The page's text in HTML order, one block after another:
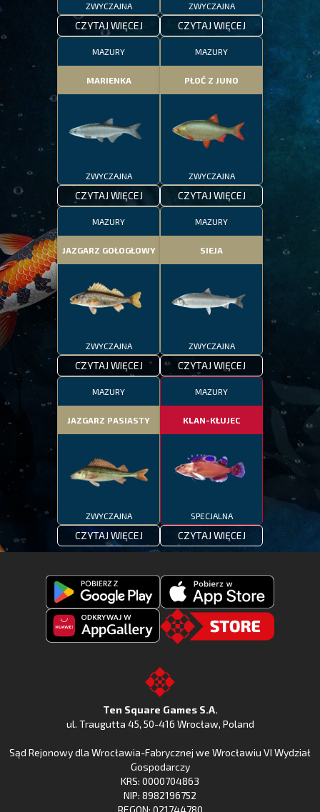
ZWYCZAJNA
CZYTAJ WIĘCEJ
ZWYCZAJNA
CZYTAJ WIĘCEJ
MAZURY
MARIENKA
ZWYCZAJNA
CZYTAJ WIĘCEJ
MAZURY
PŁOĆ Z JUNO
ZWYCZAJNA
CZYTAJ WIĘCEJ
MAZURY
JAZGARZ GOŁOGŁOWY
ZWYCZAJNA
CZYTAJ WIĘCEJ
MAZURY
SIEJA
ZWYCZAJNA
CZYTAJ WIĘCEJ
MAZURY
JAZGARZ PASIASTY
ZWYCZAJNA
CZYTAJ WIĘCEJ
MAZURY
KLAN-KŁUJEC
SPECJALNA
CZYTAJ WIĘCEJ
Pobierz
Fishing
Pobierz
Fishing
z
Apple
Store
Huawei
Gallery
to
the
Ten Square Games S.A.
ul. Traugutta 45, 50-416 Wrocław, Poland
Sąd Rejonowy dla Wrocławia-Fabrycznej we Wrocławiu VI Wydział
Gospodarczy
KRS: 0000704863
NIP: 8982196752
REGON: 021744780